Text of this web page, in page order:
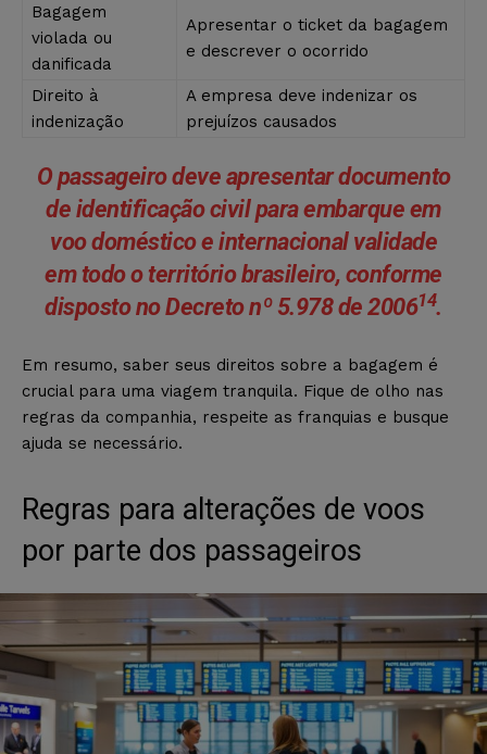
Bagagem
violada ou
danificada
Apresentar o ticket da bagagem
e descrever o ocorrido
Direito à
indenização
A empresa deve indenizar os
prejuízos causados
O passageiro deve apresentar documento
de identificação civil para embarque em
voo doméstico e internacional validade
em todo o território brasileiro, conforme
disposto no Decreto nº 5.978 de 200614.
Em resumo, saber seus direitos sobre a bagagem é
crucial para uma viagem tranquila. Fique de olho nas
regras da companhia, respeite as franquias e busque
ajuda se necessário.
Regras para alterações de voos
por parte dos passageiros